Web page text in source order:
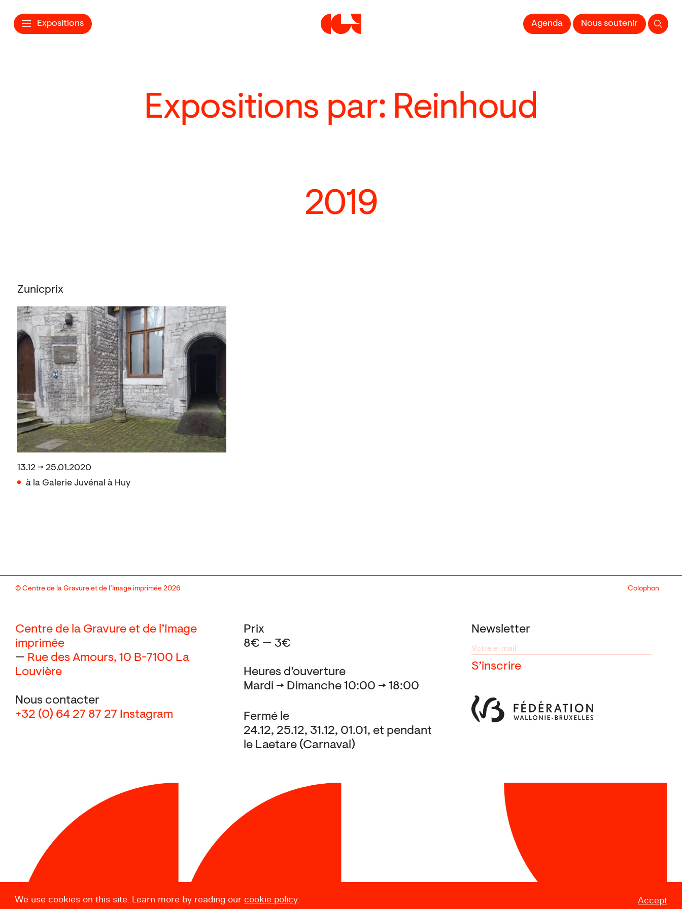
Expositions Centre de la Gravure et de l'Image impriméeAgenda Nous soutenir
We use cookies on this site. Learn more by reading our cookie policy. Accept
Expositions par: Reinhoud
2019
Zunicprix
13.12 → 25.01.2020
à la Galerie Juvénal à Huy
Centre de la Gravure et de l’Image
imprimée
— Rue des Amours, 10 B-7100 La
Louvière
Nous contacter
+32 (0) 64 27 87 27 Instagram
Newsletter
Heures d’ouverture
Mardi → Dimanche 10:00 → 18:00
Fermé le
24.12, 25.12, 31.12, 01.01, et pendant
le Laetare (Carnaval)
Prix
8€ — 3€
© Centre de la Gravure et de l’Image imprimée 2026 Colophon
Design:Marcel